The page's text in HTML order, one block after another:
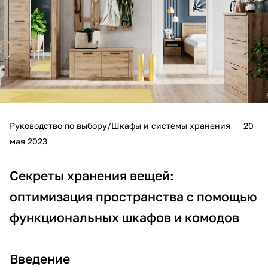
Руководство по выбору/Шкафы и системы хранения
20
мая 2023
Секреты хранения вещей:
оптимизация пространства с помощью
функциональных шкафов и комодов
Введение